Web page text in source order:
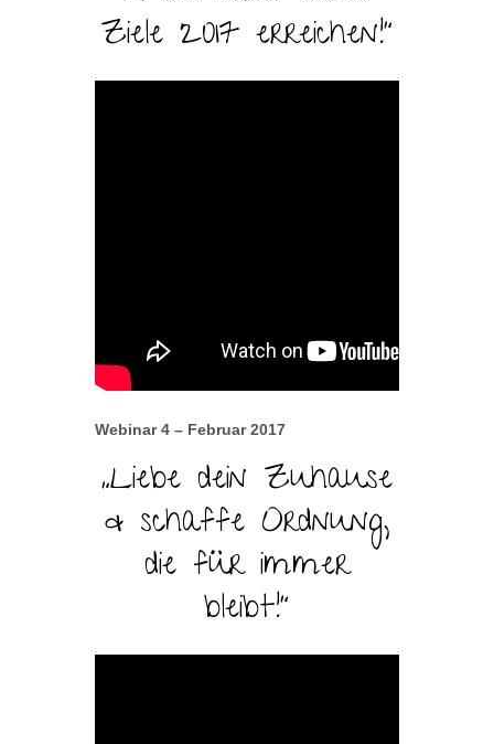
Ziele 2017 erreichen!“
Webinar 4 – Februar 2017
„Liebe dein Zuhause
& schaffe Ordnung,
die für immer
bleibt!“